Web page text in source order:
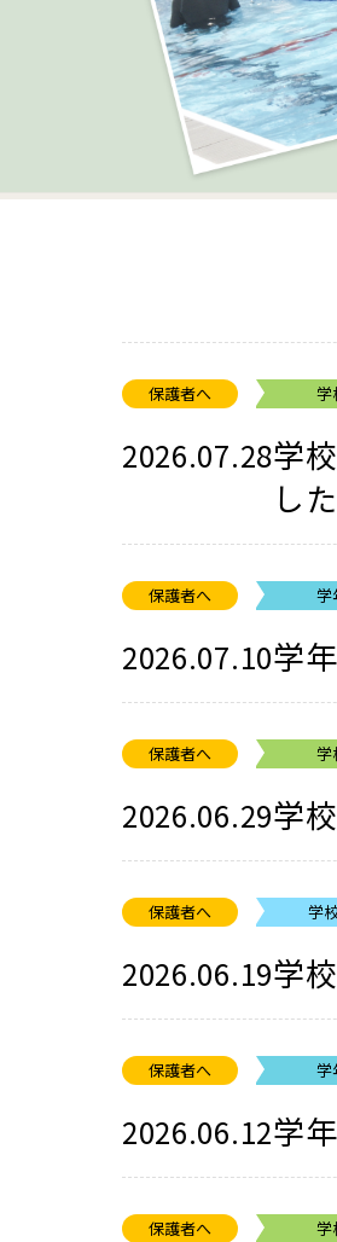
保護者へ 学
2026.07.28学
した
保護者へ 学
2026.07.10学
保護者へ 学
2026.06.29学
保護者へ 学
2026.06.19学
保護者へ 学
2026.06.12学
保護者へ 学